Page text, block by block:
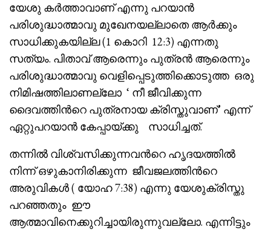
യേശു കർത്താവാണ് എന്നു പറയാൻ
പരിശുദ്ധാത്മാവു മുഖേനയല്ലാതെ ആർക്കും
സാധിക്കുകയില്ല (1 കൊറി 12:3) എന്നതു
സത്യം. പിതാവ് ആരെന്നും പുത്രൻ ആരെന്നും
പരിശുദ്ധാത്മാവു വെളിപ്പെടുത്തിക്കൊടുത്ത ഒരു
നിമിഷത്തിലാണല്ലോ ‘ നീ ജീവിക്കുന്ന
ദൈവത്തിൻറെ പുത്രനായ ക്രിസ്തുവാണ്’ എന്ന്
ഏറ്റുപറയാൻ കേപ്പായ്ക്കു സാധിച്ചത്.
തന്നിൽ വിശ്വസിക്കുന്നവൻറെ ഹൃദയത്തിൽ
നിന്ന് ഒഴുകാനിരിക്കുന്ന ജീവജലത്തിൻറെ
അരുവികൾ ( യോഹ 7:38) എന്നു യേശുക്രിസ്തു
പറഞ്ഞതും ഈ
ആത്മാവിനെക്കുറിച്ചായിരുന്നുവല്ലോ. എന്നിട്ടും